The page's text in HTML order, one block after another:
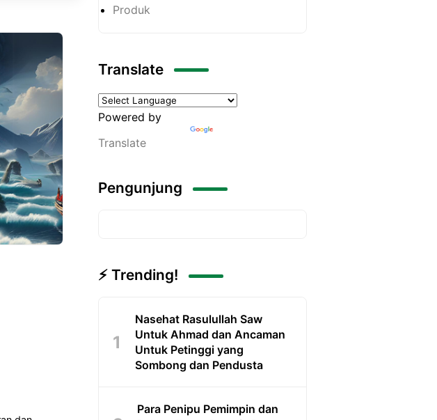
Produk
Translate
Powered by
Translate
Pengunjung
⚡ Trending!
Nasehat Rasulullah Saw
Untuk Ahmad dan Ancaman
Untuk Petinggi yang
Sombong dan Pendusta
Para Penipu Pemimpin dan